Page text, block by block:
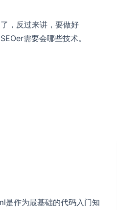
，反过来讲，要做好
需要会哪些技术。
是作为最基础的代码入门知